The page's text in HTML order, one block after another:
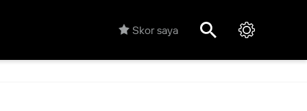
Skor saya